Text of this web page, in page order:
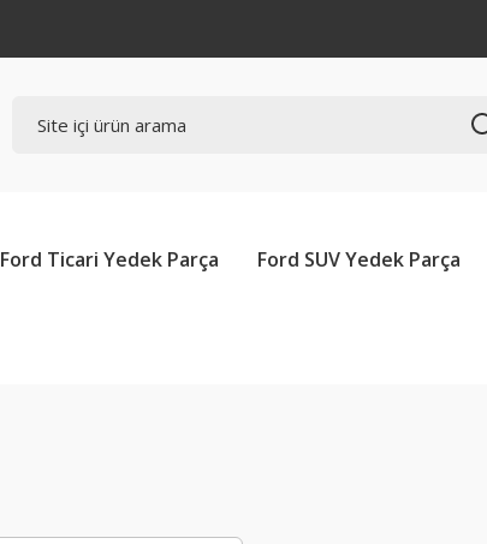
Ford Ticari Yedek Parça Ford SUV Yedek Parça